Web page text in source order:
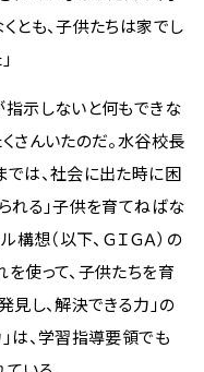
とも、子供たちは家でし
指示しないと何もできな
さんいたのだ。水谷校長
では、社会に出た時に困
れる」子供を育てねばな
構想（以下、ＧＩＧＡ）の
使って、子供たちを育
見し、解決できる力」の
は、学習指導要領でも